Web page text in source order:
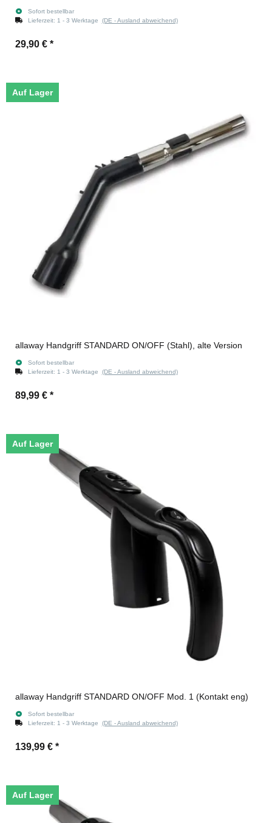
Sofort bestellbar
Lieferzeit: 1 - 3 Werktage (DE - Ausland abweichend)
29,90 € *
Auf Lager
allaway Handgriff STANDARD ON/OFF (Stahl), alte Version
Sofort bestellbar
Lieferzeit: 1 - 3 Werktage (DE - Ausland abweichend)
89,99 € *
Auf Lager
allaway Handgriff STANDARD ON/OFF Mod. 1 (Kontakt eng)
Sofort bestellbar
Lieferzeit: 1 - 3 Werktage (DE - Ausland abweichend)
139,99 € *
Auf Lager